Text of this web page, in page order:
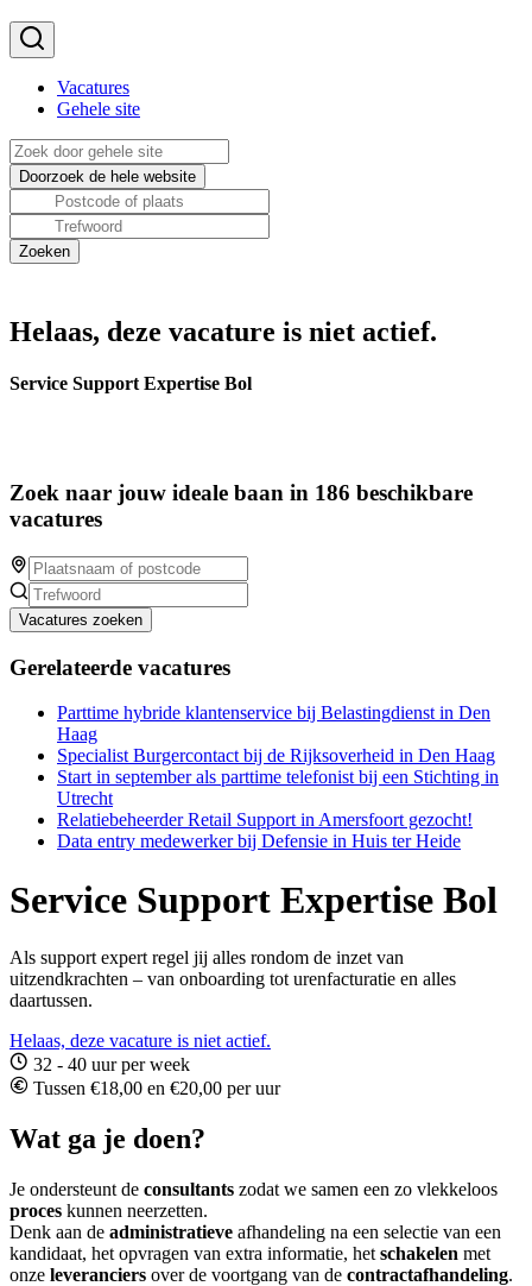
Vacatures
Gehele site
Helaas, deze vacature is niet actief.
Service Support Expertise Bol
Zoek naar jouw ideale baan in 186 beschikbare
vacatures
Vacatures zoeken
Gerelateerde vacatures
Parttime hybride klantenservice bij Belastingdienst in Den
Haag
Specialist Burgercontact bij de Rijksoverheid in Den Haag
Start in september als parttime telefonist bij een Stichting in
Utrecht
Relatiebeheerder Retail Support in Amersfoort gezocht!
Data entry medewerker bij Defensie in Huis ter Heide
Service Support Expertise Bol
Als support expert regel jij alles rondom de inzet van
uitzendkrachten – van onboarding tot urenfacturatie en alles
daartussen.
Helaas, deze vacature is niet actief.
32 - 40 uur per week
Tussen €18,00 en €20,00 per uur
Wat ga je doen?
Je ondersteunt de consultants zodat we samen een zo vlekkeloos
proces kunnen neerzetten.
Denk aan de administratieve afhandeling na een selectie van een
kandidaat, het opvragen van extra informatie, het schakelen met
onze leveranciers over de voortgang van de contractafhandeling.